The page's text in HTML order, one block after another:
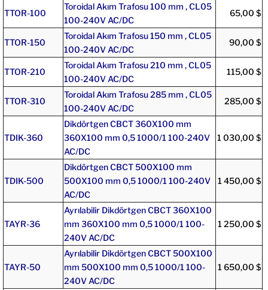
TTOR-100
Toroidal Akım Trafosu 100 mm , CL05
100-240V AC/DC
65,00 $
TTOR-150
Toroidal Akım Trafosu 150 mm , CL05
100-240V AC/DC
90,00 $
TTOR-210
Toroidal Akım Trafosu 210 mm , CL05
100-240V AC/DC
115,00 $
TTOR-310
Toroidal Akım Trafosu 285 mm , CL05
100-240V AC/DC
285,00 $
TDIK-360
Dikdörtgen CBCT 360X100 mm
360X100 mm 0,5 1000/1 100-240V
AC/DC
1 030,00 $
TDIK-500
Dikdörtgen CBCT 500X100 mm
500X100 mm 0,5 1000/1 100-240V
AC/DC
1 450,00 $
TAYR-36
Ayrılabilir Dikdörtgen CBCT 360X100
mm 360X100 mm 0,5 1000/1 100-
240V AC/DC
1 250,00 $
TAYR-50
Ayrılabilir Dikdörtgen CBCT 500X100
mm 500X100 mm 0,5 1000/1 100-
240V AC/DC
1 650,00 $